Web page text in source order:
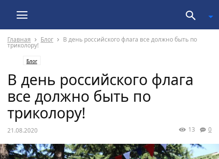
Главная Блог В день российского флага все должно быть по
триколору!
Блог
В день российского флага
все должно быть по
триколору!
21.08.2020 0
13